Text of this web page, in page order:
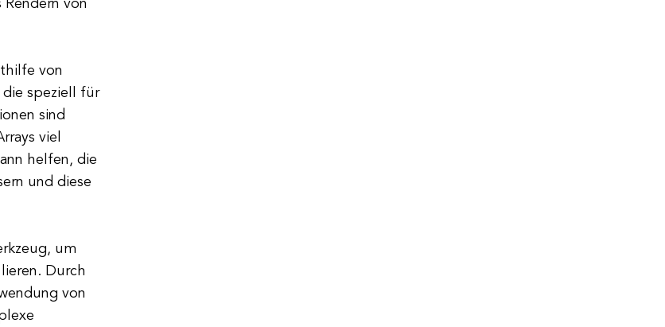
von
von
speziell für
sind
viel
helfen, die
und diese
um
Durch
von